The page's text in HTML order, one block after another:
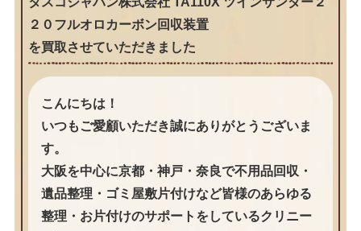
２０フルオロカーボン回収装置
を買取させていただきました
こんにちは！
いつもご愛顧いただき誠にありがとうございま
す。
大阪を中心に京都・神戸・奈良で不用品回収・
遺品整理・ゴミ屋敷片付けなど皆様のあらゆる
整理・お片付けのサポートをしているクリニー